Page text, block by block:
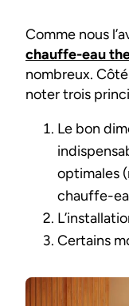
Comme nous
chauffe-eau
nombreux.
noter trois
Le bon
optimales
chauffe-
Certains